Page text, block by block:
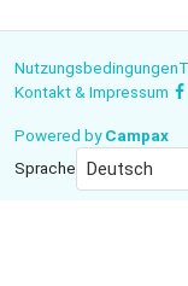
Sprache
Nutzungsbedingungen
Kontakt & Impressum
Powered byCampax